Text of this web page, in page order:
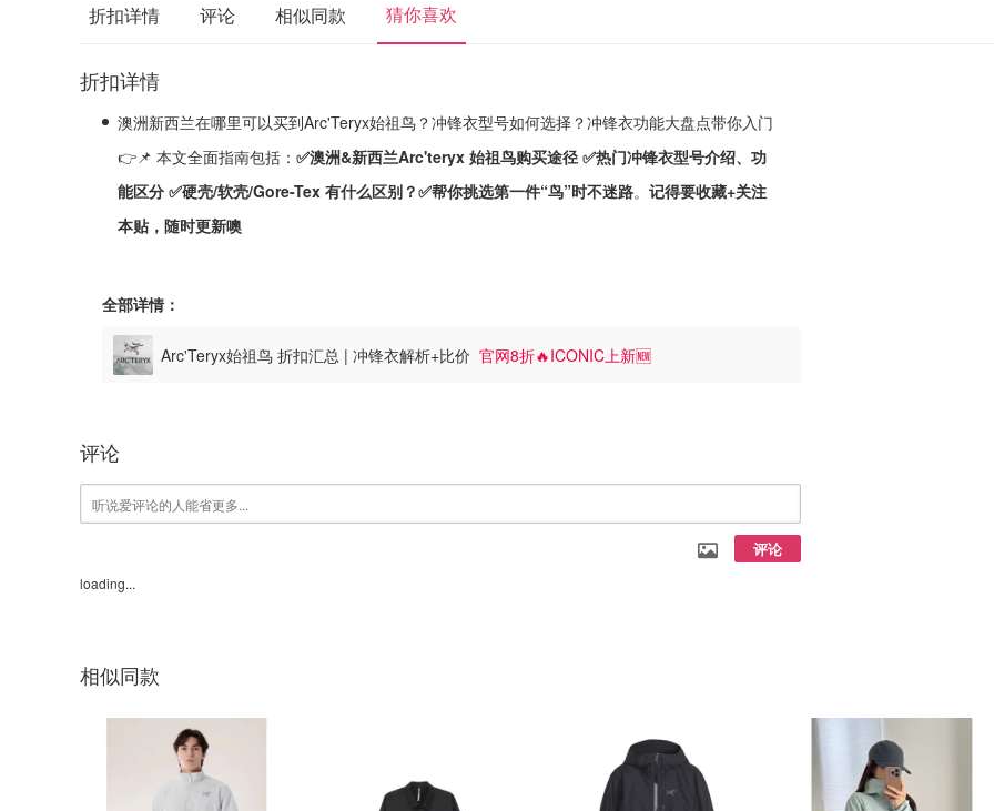
折扣详情 评论 相似同款 猜你喜欢
折扣详情
澳洲新西兰在哪里可以买到Arc'Teryx始祖鸟？冲锋衣型号如何选择？冲锋衣功能大盘点带你入门
👉📌 本文全面指南包括： ✅澳洲&新西兰Arc'teryx 始祖鸟购买途径 ✅热门冲锋衣型号介绍、功
能区分 ✅硬壳/软壳/Gore-Tex 有什么区别？✅帮你挑选第一件“鸟”时不迷路。 记得要收藏+关注
本贴，随时更新噢
全部详情：
Arc'Teryx始祖鸟 折扣汇总 | 冲锋衣解析+比价 官网8折🔥ICONIC上新🆕
评论
评论
loading...
相似同款